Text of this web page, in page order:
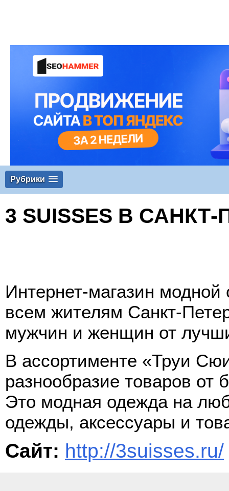
Рубрики
3 SUISSES В
Интернет-магазин
всем жителям Санкт-
мужчин и женщин от
В ассортименте «Труи
разнообразие товаров от
Это модная одежда на
одежды, аксессуары и
Сайт: http://3suisses.ru/